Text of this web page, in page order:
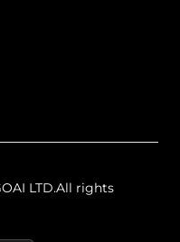
LTD.All rights